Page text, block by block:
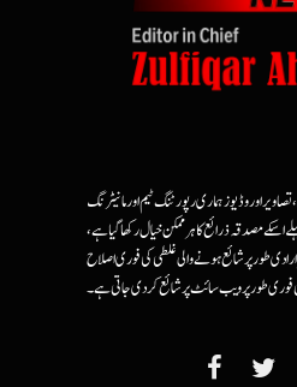
اور وڈیوز ہماری رپورٹنگ ٹیم اور مانیٹرنگ
مصدقہ ذرائع کا ہرممکن خیال رکھا گیا ہے،
طور پر شائع ہونے والی غلطی کی فوری اصلاح
فوری طور پر ویب سائٹ پر شائع کردی جاتی ہے۔